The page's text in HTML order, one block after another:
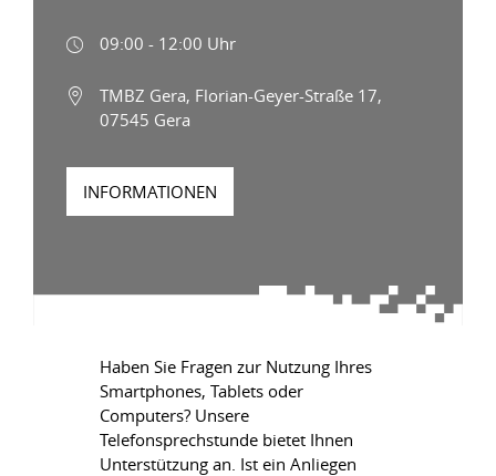
09:00 - 12:00 Uhr
TMBZ Gera, Florian-Geyer-Straße 17,
07545 Gera
INFORMATIONEN
Haben Sie Fragen zur Nutzung Ihres
Smartphones, Tablets oder
Computers? Unsere
Telefonsprechstunde bietet Ihnen
Unterstützung an. Ist ein Anliegen